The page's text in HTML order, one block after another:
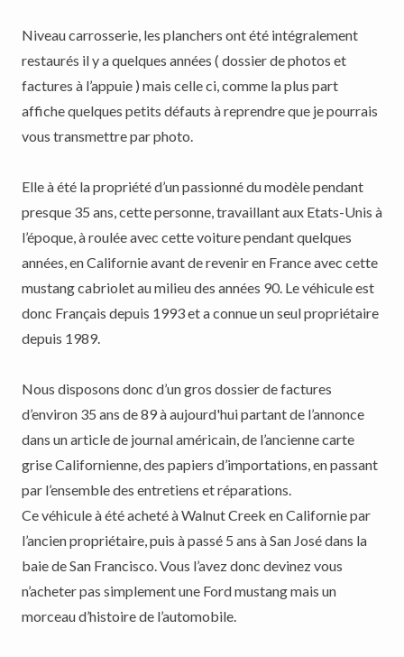
Niveau carrosserie, les planchers ont été intégralement
restaurés il y a quelques années ( dossier de photos et
factures à l’appuie ) mais celle ci, comme la plus part
affiche quelques petits défauts à reprendre que je pourrais
vous transmettre par photo.
Elle à été la propriété d’un passionné du modèle pendant
presque 35 ans, cette personne, travaillant aux Etats-Unis à
l’époque, à roulée avec cette voiture pendant quelques
années, en Californie avant de revenir en France avec cette
mustang cabriolet au milieu des années 90. Le véhicule est
donc Français depuis 1993 et a connue un seul propriétaire
depuis 1989.
Nous disposons donc d’un gros dossier de factures
d’environ 35 ans de 89 à aujourd'hui partant de l’annonce
dans un article de journal américain, de l’ancienne carte
grise Californienne, des papiers d’importations, en passant
par l’ensemble des entretiens et réparations.
Ce véhicule à été acheté à Walnut Creek en Californie par
l’ancien propriétaire, puis à passé 5 ans à San José dans la
baie de San Francisco. Vous l’avez donc devinez vous
n’acheter pas simplement une Ford mustang mais un
morceau d’histoire de l’automobile.